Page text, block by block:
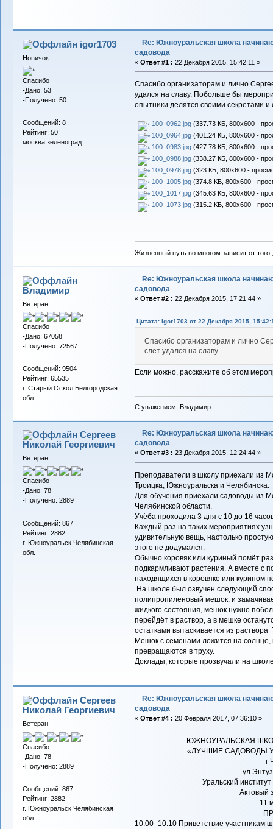
igor1703
Новичок
Спасибо
-Дано: 53
-Получено: 50
Сообщений: 8
Рейтинг: 50
москва.зеленоград
Re: Южноуральская школа
садовода
« Ответ #1 : 22 Декабря 2015, 15:42:11 »
Cпасибо организаторам и лично
удался на славу. Побольше бы
опытники делятся своими секретами и
100_0962.jpg(337.73 КБ, 800x600 -
100_0964.jpg(401.24 КБ, 800x600 -
100_0983.jpg(427.78 КБ, 800x600 -
100_0988.jpg(338.27 КБ, 800x600 -
100_0978.jpg(323 КБ, 800x600 -
100_1005.jpg(374.8 КБ, 800x600 -
100_1017.jpg(345.63 КБ, 800x600 -
100_1073.jpg(315.2 КБ, 800x600 -
Жизненный путь во многом зависит от
Владимиp
Ветеран
Спасибо
-Дано: 67058
-Получено: 72567
Сообщений: 9504
Рейтинг: 65535
г. Старый Оскол Белгородская
обл.
Re: Южноуральская школа
садовода
« Ответ #2 : 22 Декабря 2015, 17:21:44 »
Цитата: igor1703 от 22 Декабря 2015,
Cпасибо организаторам и лично
слёт удался на славу.
Если можно, расскажите об этом
С уважением, Владимир
Сергеев
Николай Георгиевич
Ветеран
Спасибо
-Дано: 78
-Получено: 2889
Сообщений: 867
Рейтинг: 2882
г. Южноуральск Челябинская
обл.
Re: Южноуральская школа
садовода
« Ответ #3 : 23 Декабря 2015, 12:24:44 »
Преподаватели в школу приехали из
Троицка, Южноуральска и Челябинска.
Для обучения приехали садоводы из
Челябинской области.
Учёба проходила 3 дня с 10 до 16
Каждый раз на таких мероприятиях
удивительную вещь, настолько
этого не додумался.
Обычно коровяк или куриный помёт
подкармливают растения. А вместе с
находящихся в коровяке или курином
На школе был озвучен следующий
полипропиленовый мешок, и
жидкого состояния, мешок нужно
перейдёт в раствор, а в мешке
остатками вытаскивается из
Мешок с семенами ложится на солнце,
превращаются в труху.
Доклады, которые прозвучали на
Сергеев
Николай Георгиевич
Ветеран
Спасибо
-Дано: 78
-Получено: 2889
Сообщений: 867
Рейтинг: 2882
г. Южноуральск Челябинская
обл.
Re: Южноуральская школа
садовода
« Ответ #4 : 20 Февраля 2017, 07:36:10 »
ЮЖНОУРАЛЬСКАЯ
«ЛУЧШИЕ САДОВОДЫ
г
ул
Уральский
Актовый
11
10.00 -10.10 Приветствие участникам